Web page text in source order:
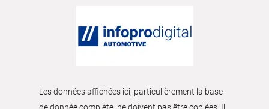
Les données affichées ici, particulièrement la base